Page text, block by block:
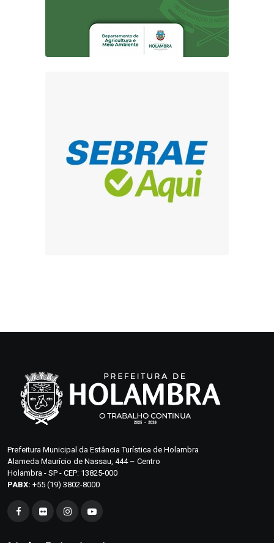
Prefeitura Municipal da Estância Turística de Holambra
Alameda Maurício de Nassau, 444 – Centro
Holambra - SP - CEP: 13825-000
PABX: +55 (19) 3802-8000